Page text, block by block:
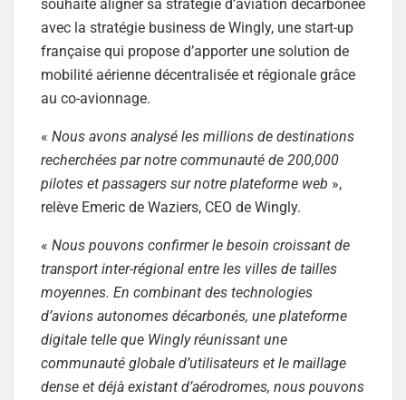
souhaite aligner sa stratégie d’aviation décarbonée
avec la stratégie business de Wingly, une start-up
française qui propose d’apporter une solution de
mobilité aérienne décentralisée et régionale grâce
au co-avionnage.
« Nous avons analysé les millions de destinations
recherchées par notre communauté de 200,000
pilotes et passagers sur notre plateforme web »,
relève Emeric de Waziers, CEO de Wingly.
« Nous pouvons confirmer le besoin croissant de
transport inter-régional entre les villes de tailles
moyennes. En combinant des technologies
d’avions autonomes décarbonés, une plateforme
digitale telle que Wingly réunissant une
communauté globale d’utilisateurs et le maillage
dense et déjà existant d’aérodromes, nous pouvons